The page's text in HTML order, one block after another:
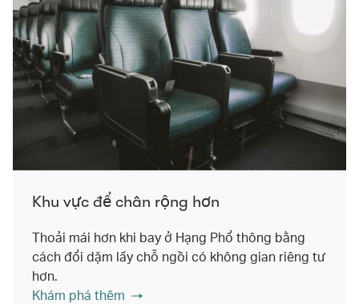
Khu vực để chân rộng hơn
Thoải mái hơn khi bay ở Hạng Phổ thông bằng
cách đổi dặm lấy chỗ ngồi có không gian riêng tư
hơn.
Khám phá thêm